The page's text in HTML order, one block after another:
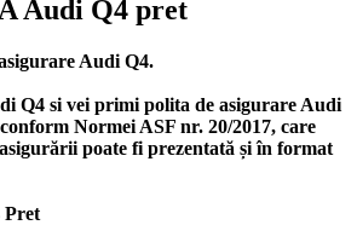
Audi Q4 pret
Audi Q4.
Q4 si vei primi polita de asigurare Audi
Normei ASF nr. 20/2017, care
poate fi prezentată și în format